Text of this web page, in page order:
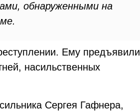
обнаруженными на
Ему предъявили
насильственных
Сергея Гафнера,